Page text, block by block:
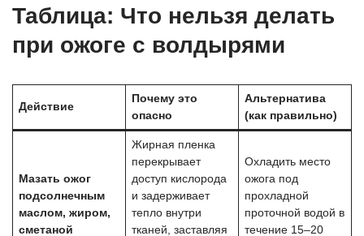
Таблица: Что нельзя делать
при ожоге с волдырями
Действие
Почему это
опасно
Альтернатива
(как правильно)
Мазать ожог
подсолнечным
маслом, жиром,
сметаной
Жирная пленка
перекрывает
доступ кислорода
и задерживает
тепло внутри
тканей, заставляя
Охладить место
ожога под
прохладной
проточной водой в
течение 15–20